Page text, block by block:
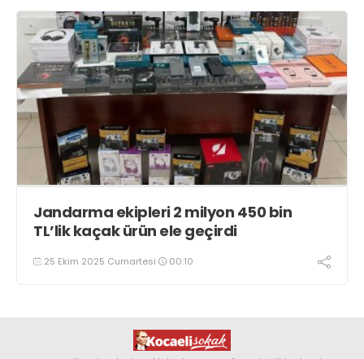
Jandarma ekipleri 2 milyon 450 bin
TL’lik kaçak ürün ele geçirdi
25 Ekim 2025 Cumartesi 00:10